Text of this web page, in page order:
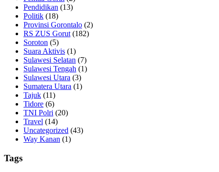
Pendidikan (13)
Politik (18)
Provinsi Gorontalo (2)
RS ZUS Gorut (182)
Soroton (5)
Suara Aktivis (1)
Sulawesi Selatan (7)
Sulawesi Tengah (1)
Sulawesi Utara (3)
Sumatera Utara (1)
Tajuk (11)
Tidore (6)
TNI Polri (20)
Travel (14)
Uncategorized (43)
Way Kanan (1)
Tags